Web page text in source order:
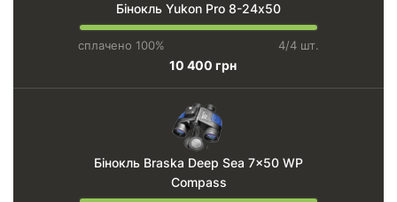
Бінокль Yukon Pro 8-24х50
сплачено 100% 4/4 шт.
10 400 грн
Бінокль Braska Deep Sea 7x50 WP
Compass